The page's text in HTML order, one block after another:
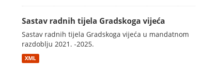
Sastav radnih tijela Gradskoga vijeća
Sastav radnih tijela Gradskoga vijeća u mandatnom
razdoblju 2021. -2025.
XML